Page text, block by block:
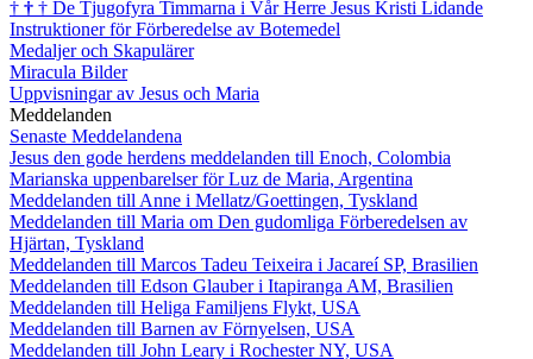
† † † De Tjugofyra Timmarna i Vår Herre Jesus Kristi Lidande
Instruktioner för Förberedelse av Botemedel
Medaljer och Skapulärer
Miracula Bilder
Uppvisningar av Jesus och Maria
Meddelanden
Senaste Meddelandena
Jesus den gode herdens meddelanden till Enoch, Colombia
Marianska uppenbarelser för Luz de Maria, Argentina
Meddelanden till Anne i Mellatz/Goettingen, Tyskland
Meddelanden till Maria om Den gudomliga Förberedelsen av
Hjärtan, Tyskland
Meddelanden till Marcos Tadeu Teixeira i Jacareí SP, Brasilien
Meddelanden till Edson Glauber i Itapiranga AM, Brasilien
Meddelanden till Heliga Familjens Flykt, USA
Meddelanden till Barnen av Förnyelsen, USA
Meddelanden till John Leary i Rochester NY, USA